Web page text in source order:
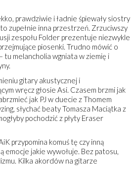
prawdziwie i ładnie śpiewały siostry
zupełnie inna przestrzeń. Zrzuciwszy
zespołu Folder prezentuje niezwykle
piosenki. Trudno mówić o
tu melancholia wgniata w ziemię i
gitary akustycznej i
wręcz głosie Asi. Czasem brzmi jak
jak PJ w duecie z Thomem
słychać beaty Tomasza Maciątka z
pochodzić z płyty Eraser
przypomina komuś tę czy inną
emocje jakie wywołuje. Bez patosu,
Kilka akordów na gitarze